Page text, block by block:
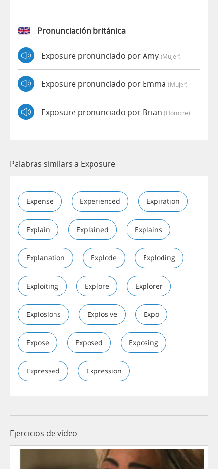
Pronunciación británica
Exposure pronunciado por Amy (mujer)
Exposure pronunciado por Emma (mujer)
Exposure pronunciado por Brian (hombre)
Palabras similars a Exposure
Expense Experienced Expiration
Explain Explained Explains
Explanation Explode Exploding
Exploiting Explore Explorer
Explosions Explosive Expo
Expose Exposed Exposing
Expressed Expression
Ejercicios de vídeo